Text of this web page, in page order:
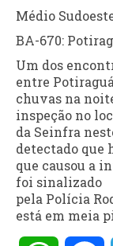
Médio
BA-670:
Um dos
entre
chuvas na
inspeção no
da Seinfra
detectado que
que causou a
foi sinalizado
pela Polícia
está em meia